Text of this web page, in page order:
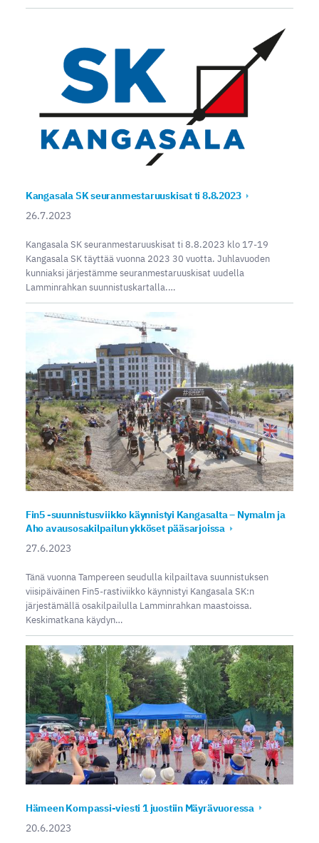
Kangasala SK seuranmestaruuskisat ti 8.8.2023
26.7.2023
Kangasala SK seuranmestaruuskisat ti 8.8.2023 klo 17-19
Kangasala SK täyttää vuonna 2023 30 vuotta. Juhlavuoden
kunniaksi järjestämme seuranmestaruuskisat uudella
Lamminrahkan suunnistuskartalla.…
Fin5 -suunnistusviikko käynnistyi Kangasalta – Nymalm ja
Aho avausosakilpailun ykköset pääsarjoissa
27.6.2023
Tänä vuonna Tampereen seudulla kilpailtava suunnistuksen
viisipäiväinen Fin5-rastiviikko käynnistyi Kangasala SK:n
järjestämällä osakilpailulla Lamminrahkan maastoissa.
Keskimatkana käydyn…
Hämeen Kompassi-viesti 1 juostiin Mäyrävuoressa
20.6.2023